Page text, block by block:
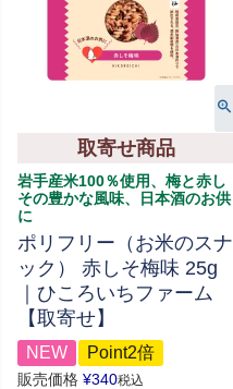
取寄せ商品
岩手産米100％使用、梅と赤し
その豊かな風味、日本酒のお供
に
ポリフリー（お米のスナ
ック） 赤しそ梅味 25g
｜ひころいちファーム
【取寄せ】
NEW Point2倍
販売価格 ¥340税込